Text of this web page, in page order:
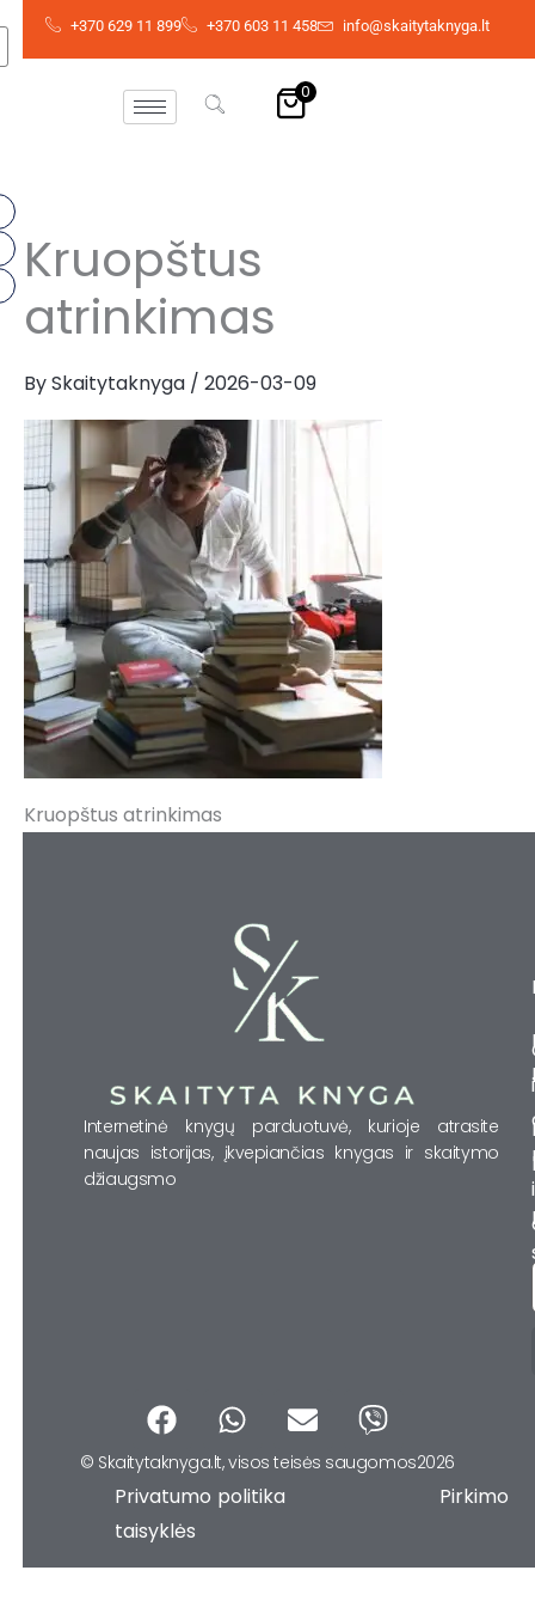
+370 629 11 899 +370 603 11 458 info@skaitytaknyga.lt
0
Kruopštus
atrinkimas
BySkaitytaknyga / 2026-03-09
Kruopštus atrinkimas
Internetinė knygų parduotuvė, kurioje atrasite
naujas istorijas, įkvepiančias knygas ir skaitymo
džiaugsmo
F
a
c
e
b
o
W
h
a
t
a
E
n
v
o
V
b
© Skaitytaknyga.lt, visos teisės saugomos2026
Privatumo politika Pirkimo
taisyklės